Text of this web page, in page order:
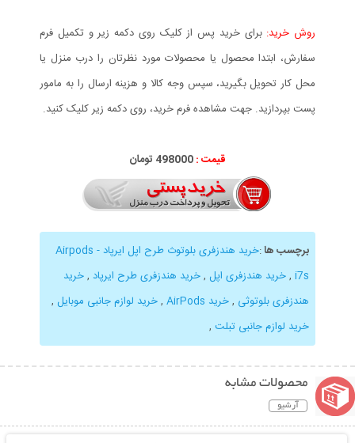
روش خرید: برای خرید پس از کلیک روی دکمه زیر و تکمیل فرم
سفارش، ابتدا محصول یا محصولات مورد نظرتان را درب منزل یا
محل کار تحویل بگیرید، سپس وجه کالا و هزینه ارسال را به مامور
پست بپردازید. جهت مشاهده فرم خرید، روی دکمه زیر کلیک کنید.
قیمت : 498000 تومان
برچسب ها:
خرید هندزفری بلوتوث طرح اپل ایرپاد - Airpods
i7s
,خرید هندزفری اپل ,خرید هندزفری طرح ایرپاد ,خرید
هندزفری بلوتوثی ,خرید AirPods ,خرید لوازم جانبی موبایل ,
خرید لوازم جانبی تبلت ,
محصولات مشابه
آرشیو